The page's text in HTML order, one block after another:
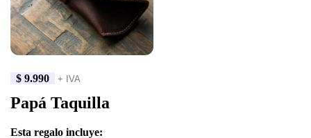
$ 9.990 + IVA
Papá Taquilla
Esta regalo incluye: